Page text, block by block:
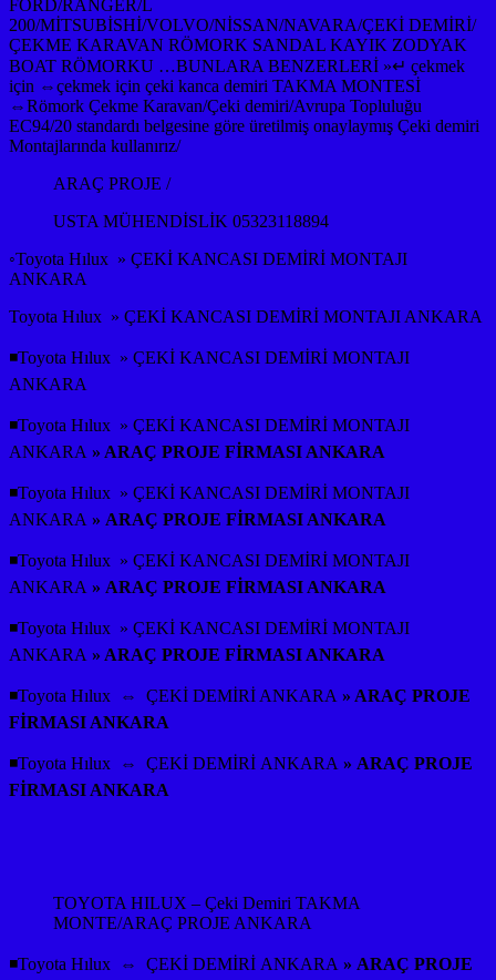
FORD/RANGER/L
200/MİTSUBİSHİ/VOLVO/NİSSAN/NAVARA/ÇEKİ DEMİRİ/
ÇEKME KARAVAN RÖMORK SANDAL KAYIK ZODYAK
BOAT RÖMORKU …BUNLARA BENZERLERİ »↵ çekmek
için ⇔çekmek için çeki kanca demiri TAKMA MONTESİ
⇔Römork Çekme Karavan/Çeki demiri/Avrupa Topluluğu
EC94/20 standardı belgesine göre üretilmiş onaylaymış Çeki demiri
Montajlarında kullanırız/
ARAÇ PROJE /
USTA MÜHENDİSLİK 05323118894
◦Toyota Hılux » ÇEKİ KANCASI DEMİRİ MONTAJI
ANKARA
Toyota Hılux » ÇEKİ KANCASI DEMİRİ MONTAJI ANKARA
◾Toyota Hılux » ÇEKİ KANCASI DEMİRİ MONTAJI
ANKARA
◾Toyota Hılux » ÇEKİ KANCASI DEMİRİ MONTAJI
ANKARA » ARAÇ PROJE FİRMASI ANKARA
◾Toyota Hılux » ÇEKİ KANCASI DEMİRİ MONTAJI
ANKARA » ARAÇ PROJE FİRMASI ANKARA
◾Toyota Hılux » ÇEKİ KANCASI DEMİRİ MONTAJI
ANKARA » ARAÇ PROJE FİRMASI ANKARA
◾Toyota Hılux » ÇEKİ KANCASI DEMİRİ MONTAJI
ANKARA » ARAÇ PROJE FİRMASI ANKARA
◾Toyota Hılux ⇔ ÇEKİ DEMİRİ ANKARA » ARAÇ PROJE
FİRMASI ANKARA
◾Toyota Hılux ⇔ ÇEKİ DEMİRİ ANKARA » ARAÇ PROJE
FİRMASI ANKARA
TOYOTA HILUX – Çeki Demiri TAKMA
MONTE/ARAÇ PROJE ANKARA
◾Toyota Hılux ⇔ ÇEKİ DEMİRİ ANKARA » ARAÇ PROJE